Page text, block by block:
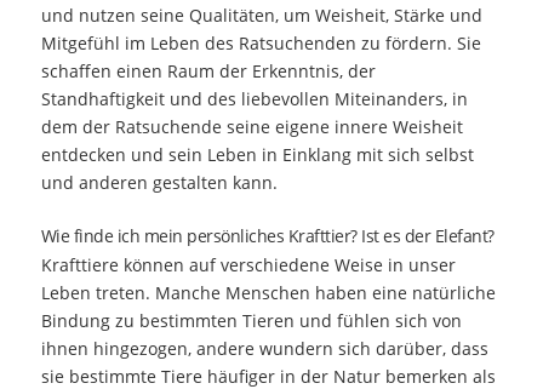
und nutzen seine Qualitäten, um Weisheit, Stärke und
Mitgefühl im Leben des Ratsuchenden zu fördern. Sie
schaffen einen Raum der Erkenntnis, der
Standhaftigkeit und des liebevollen Miteinanders, in
dem der Ratsuchende seine eigene innere Weisheit
entdecken und sein Leben in Einklang mit sich selbst
und anderen gestalten kann.
Wie finde ich mein persönliches Krafttier? Ist es der Elefant?
Krafttiere können auf verschiedene Weise in unser
Leben treten. Manche Menschen haben eine natürliche
Bindung zu bestimmten Tieren und fühlen sich von
ihnen hingezogen, andere wundern sich darüber, dass
sie bestimmte Tiere häufiger in der Natur bemerken als